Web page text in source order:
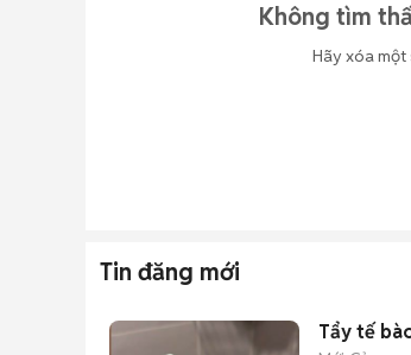
Không tìm
Hãy xóa một
Tin đăng mới
Tẩy tế